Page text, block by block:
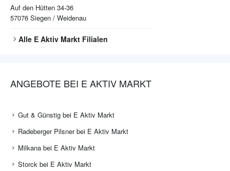
Auf den Hütten 34-36
57076 Siegen / Weidenau
Alle E Aktiv Markt Filialen
ANGEBOTE BEI E AKTIV MARKT
Gut & Günstig bei E Aktiv Markt
Radeberger Pilsner bei E Aktiv Markt
Milkana bei E Aktiv Markt
Storck bei E Aktiv Markt